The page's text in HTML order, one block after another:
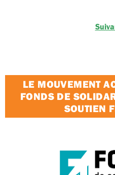
LE MOUVEMENT
FONDS DE
SOUTIEN